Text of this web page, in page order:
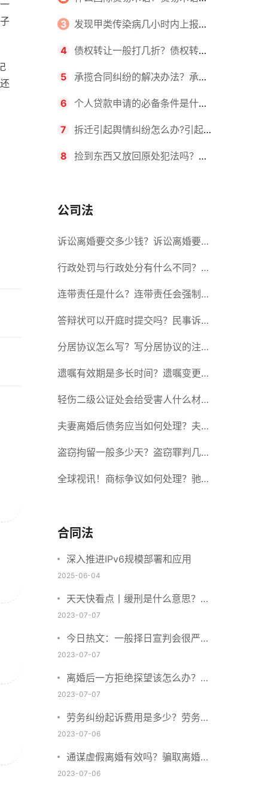
么？ 天天热闻
国际贸易中起着积极的作用主要表现
在哪几个方面？_视点
3 发现甲类传染病几小时内上报？
工作期间得了传染病算不算工伤？
4 债权转让一般打几折？债权转让
合法吗？
5 承揽合同纠纷的解决办法？承揽
合同质保期一般多长时间？|环球看
点
6 个人贷款申请的必备条件是什
么？申请贷款的流程是什么？
7 拆迁引起舆情纠纷怎么办?引起征
地拆迁纠纷的原因有哪些?
8 捡到东西又放回原处犯法吗？捡
公司法
诉讼离婚要交多少钱？诉讼离婚要多
久才能离婚？ 今日热闻
行政处罚与行政处分有什么不同？行
政处罚记入档案吗？
连带责任是什么？连带责任会强制执
行吗？
答辩状可以开庭时提交吗？民事诉讼
答辩期限是多久？-当前短讯
分居协议怎么写？写分居协议的注意
事项有哪些？
遗嘱有效期是多长时间？遗嘱变更受
益人有效吗？|当前热讯
轻伤二级公证处会给受害人什么材
料？轻伤二级赔了钱还要坐牢吗？_
全球速读
夫妻离婚后债务应当如何处理？夫妻
离婚债务分割书面协议怎么写？
盗窃拘留一般多少天？盗窃罪判几
年？ 全球速读
全球视讯！商标争议如何处理？驰名
合同法
深入推进IPv6规模部署和应用
2025-06-04
天天快看点丨缓刑是什么意思？缓
刑需要坐牢吗？
2023-07-07
今日热文：一般择日宣判会很严重
吗？择日宣判会提前通知吗？
2023-07-07
离婚后一方拒绝探望该怎么办？离
婚拒绝探视会怎么样？ 当前简讯
2023-07-07
劳务纠纷起诉费用是多少？劳务合
同纠纷的诉讼费由谁承担？
2023-07-06
通谋虚假离婚有效吗？骗取离婚证
是违法行为吗？
2023-07-06